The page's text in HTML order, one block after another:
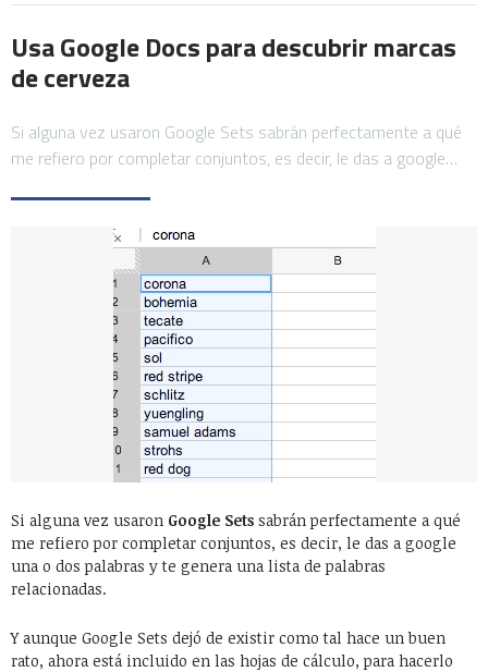
Usa Google Docs para descubrir marcas
de cerveza
Si alguna vez usaron Google Sets sabrán perfectamente a qué
me refiero por completar conjuntos, es decir, le das a google…
Si alguna vez usaron Google Sets sabrán perfectamente a qué
me refiero por completar conjuntos, es decir, le das a google
una o dos palabras y te genera una lista de palabras
relacionadas.
Y aunque Google Sets dejó de existir como tal hace un buen
rato, ahora está incluido en las hojas de cálculo, para hacerlo